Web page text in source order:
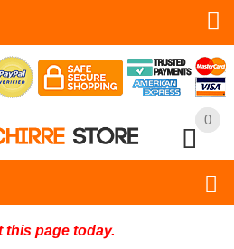
0
0
this page today.